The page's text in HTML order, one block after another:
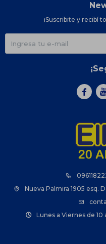
Nueva Palmira 1905 esq.
Lunes a Viernes de 10
¡Suscribite y recibí
